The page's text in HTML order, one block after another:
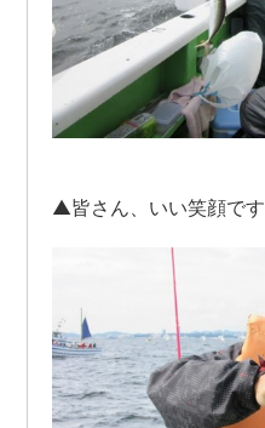
▲皆さん、いい笑顔です